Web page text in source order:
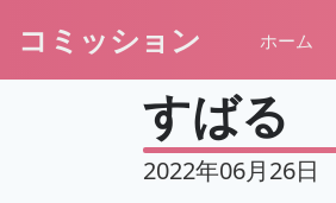
コミッション ホーム
すばる
2022年06月26日